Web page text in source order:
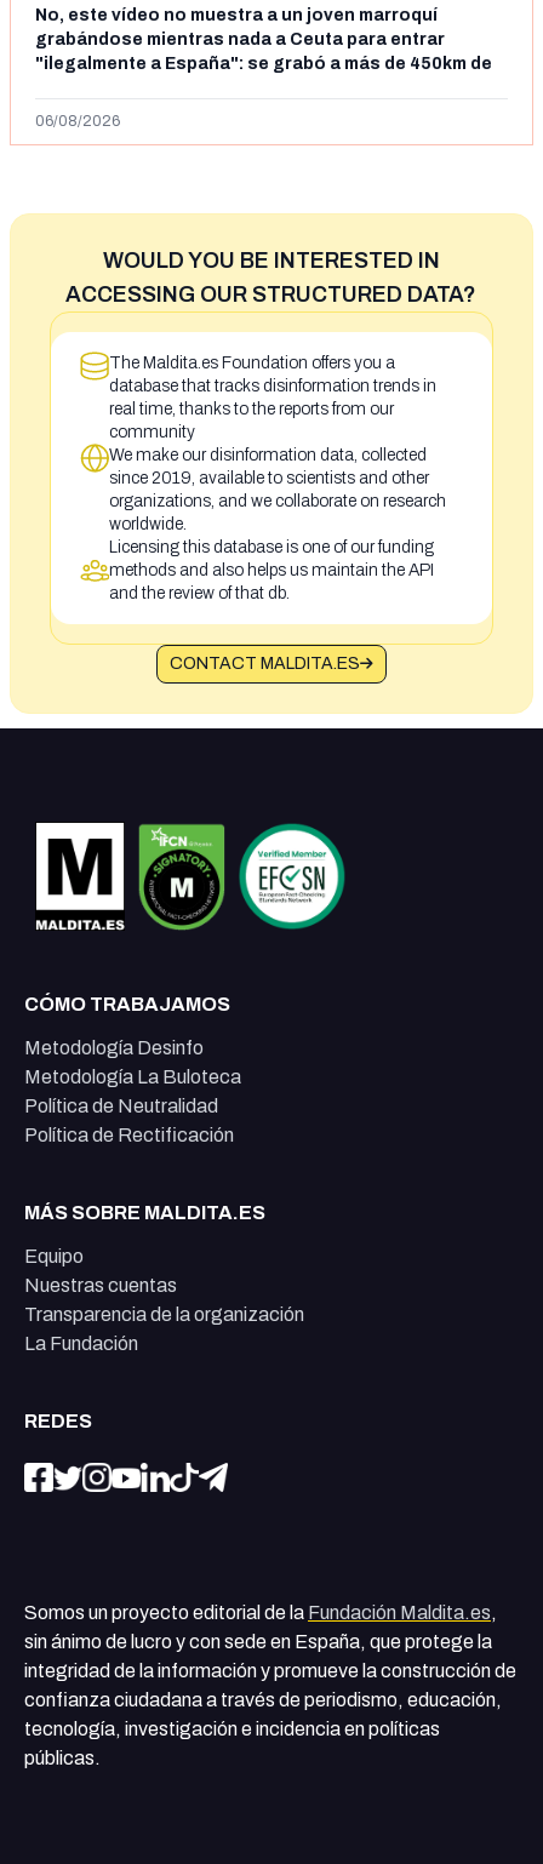
No, este vídeo no muestra a un joven marroquí
grabándose mientras nada a Ceuta para entrar
"ilegalmente a España": se grabó a más de 450km de
06/08/2026
WOULD YOU BE INTERESTED IN
ACCESSING OUR STRUCTURED DATA?
The Maldita.es Foundation offers you a
database that tracks disinformation trends in
real time, thanks to the reports from our
community
We make our disinformation data, collected
since 2019, available to scientists and other
organizations, and we collaborate on research
worldwide.
Licensing this database is one of our funding
methods and also helps us maintain the API
and the review of that db.
CONTACT MALDITA.ES
CÓMO TRABAJAMOS
Metodología Desinfo
Metodología La Buloteca
Política de Neutralidad
Política de Rectificación
MÁS SOBRE MALDITA.ES
Equipo
Nuestras cuentas
Transparencia de la organización
La Fundación
REDES
Somos un proyecto editorial de la Fundación Maldita.es,
sin ánimo de lucro y con sede en España, que protege la
integridad de la información y promueve la construcción de
confianza ciudadana a través de periodismo, educación,
tecnología, investigación e incidencia en políticas
públicas.